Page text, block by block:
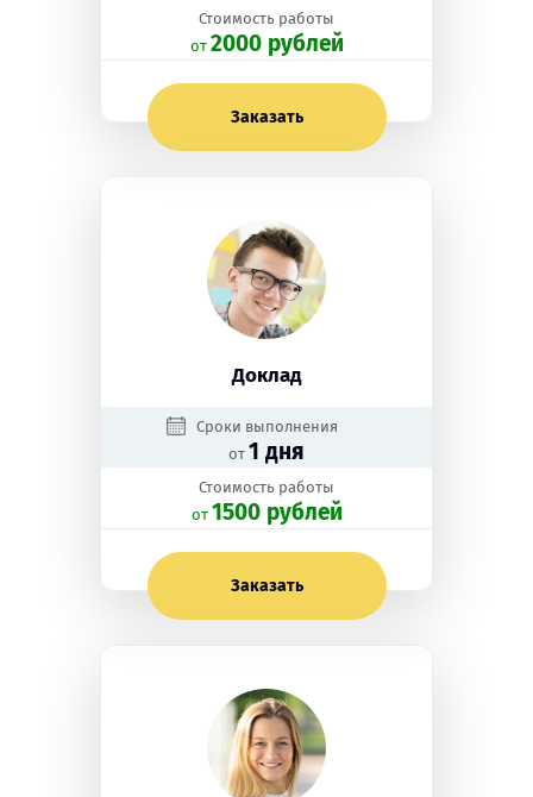
Стоимость работы
oт 2000 рублей
Заказать
Доклад
Сроки выполнения
от 1 дня
Стоимость работы
oт 1500 рублей
Заказать